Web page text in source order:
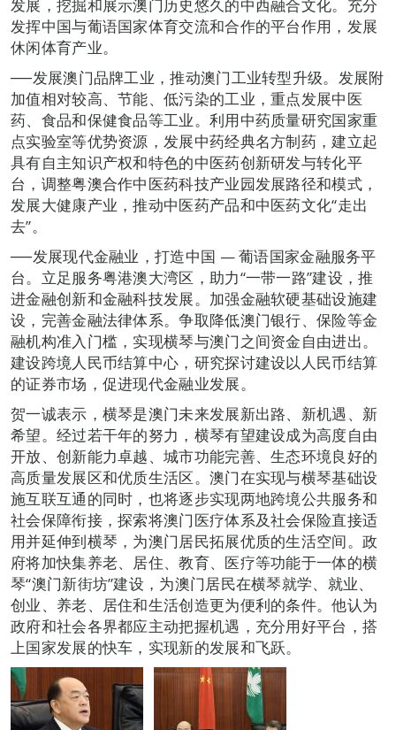
发展，挖掘和展示澳门历史悠久的中西融合文化。充分
发挥中国与葡语国家体育交流和合作的平台作用，发展
休闲体育产业。
──发展澳门品牌工业，推动澳门工业转型升级。发展附
加值相对较高、节能、低污染的工业，重点发展中医
药、食品和保健食品等工业。利用中药质量研究国家重
点实验室等优势资源，发展中药经典名方制药，建立起
具有自主知识产权和特色的中医药创新研发与转化平
台，调整粤澳合作中医药科技产业园发展路径和模式，
发展大健康产业，推动中医药产品和中医药文化“走出
去”。
──发展现代金融业，打造中国 — 葡语国家金融服务平
台。立足服务粤港澳大湾区，助力“一带一路”建设，推
进金融创新和金融科技发展。加强金融软硬基础设施建
设，完善金融法律体系。争取降低澳门银行、保险等金
融机构准入门槛，实现横琴与澳门之间资金自由进出。
建设跨境人民币结算中心，研究探讨建设以人民币结算
的证券市场，促进现代金融业发展。
贺一诚表示，横琴是澳门未来发展新出路、新机遇、新
希望。经过若干年的努力，横琴有望建设成为高度自由
开放、创新能力卓越、城市功能完善、生态环境良好的
高质量发展区和优质生活区。澳门在实现与横琴基础设
施互联互通的同时，也将逐步实现两地跨境公共服务和
社会保障衔接，探索将澳门医疗体系及社会保险直接适
用并延伸到横琴，为澳门居民拓展优质的生活空间。政
府将加快集养老、居住、教育、医疗等功能于一体的横
琴“澳门新街坊”建设，为澳门居民在横琴就学、就业、
创业、养老、居住和生活创造更为便利的条件。他认为
政府和社会各界都应主动把握机遇，充分用好平台，搭
上国家发展的快车，实现新的发展和飞跃。